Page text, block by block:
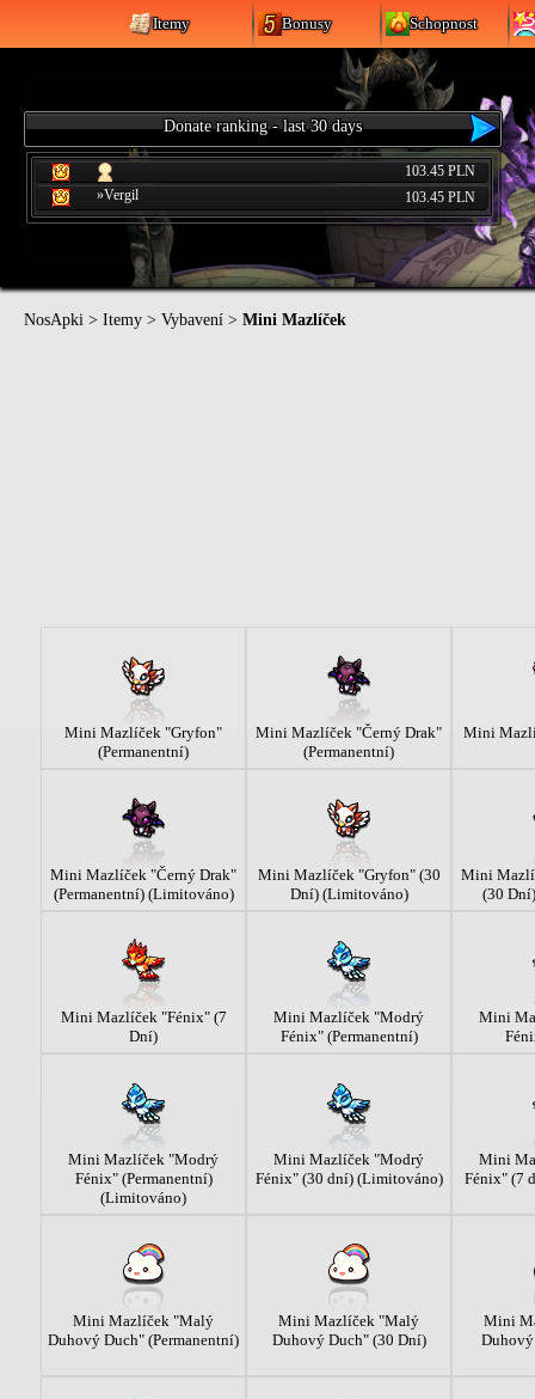
Itemy Bonusy Schopnost
Donate ranking - last 30 days
103.45 PLN
»Vergil
103.45 PLN
NosApki > Itemy > Vybavení > Mini Mazlíček
Mini Mazlíček "Gryfon"
(Permanentní)
Mini Mazlíček "Černý Drak"
(Permanentní)
Mini
Mini Mazlíček "Černý Drak"
(Permanentní) (Limitováno)
Mini Mazlíček "Gryfon" (30
Dní) (Limitováno)
Mini
(30
Mini Mazlíček "Fénix" (7
Dní)
Mini Mazlíček "Modrý
Fénix" (Permanentní)
Mini
Mini Mazlíček "Modrý
Fénix" (Permanentní)
(Limitováno)
Mini Mazlíček "Modrý
Fénix" (30 dní) (Limitováno)
Mini
Fénix" (7
Mini Mazlíček "Malý
Duhový Duch" (Permanentní)
Mini Mazlíček "Malý
Duhový Duch" (30 Dní)
Mini